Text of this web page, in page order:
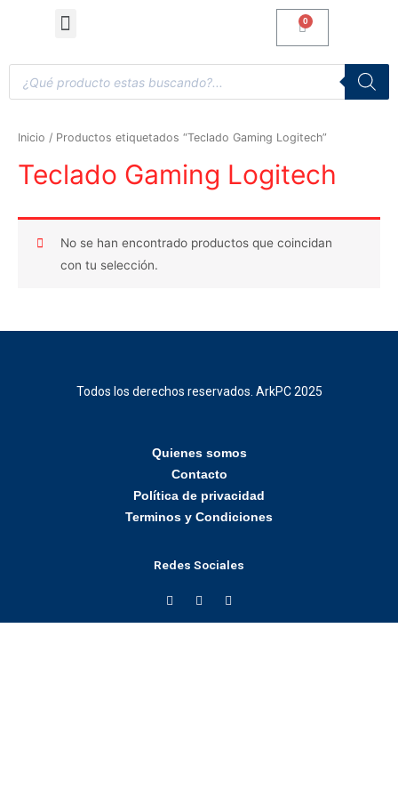
Inicio / Productos etiquetados “Teclado Gaming Logitech”
Teclado Gaming Logitech
No se han encontrado productos que coincidan
con tu selección.
Todos los derechos reservados. ArkPC 2025
Quienes somos
Contacto
Política de privacidad
Terminos y Condiciones
Redes Sociales